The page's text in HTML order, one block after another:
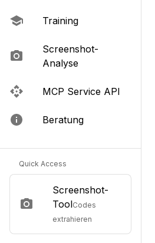
Training
Screenshot-
Analyse
MCP Service API
Beratung
Quick Access
Screenshot-
ToolCodes
extrahieren